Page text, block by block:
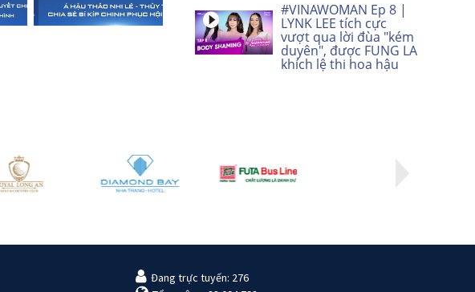
#VINAWOMAN Ep 8 |
LYNK LEE tích cực
vượt qua lời đùa "kém
duyên", được FUNG LA
khích lệ thi hoa hậu
Đang trực tuyến: 276